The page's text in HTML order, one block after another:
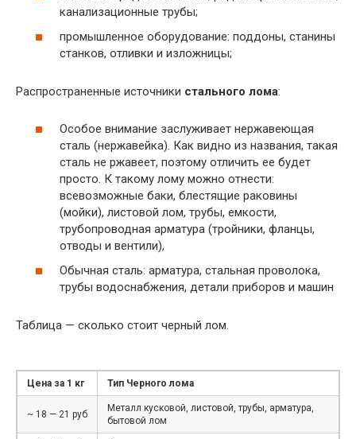
канализационные трубы;
промышленное оборудование: поддоны, станины
станков, отливки и изложницы;
Распространенные источники стального лома:
Особое внимание заслуживает нержавеющая
сталь (нержавейка). Как видно из названия, такая
сталь не ржавеет, поэтому отличить ее будет
просто. К такому лому можно отнести:
всевозможные баки, блестящие раковины
(мойки), листовой лом, трубы, емкости,
трубопроводная арматура (тройники, фланцы,
отводы и вентили),
Обычная сталь: арматура, стальная проволока,
трубы водоснабжения, детали приборов и машин
Таблица — сколько стоит черный лом.
Цена за 1 кг Тип Черного лома
~ 18 — 21 руб
Металл кусковой, листовой, трубы, арматура,
бытовой лом